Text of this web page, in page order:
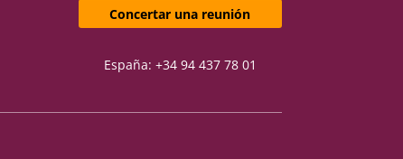
Concertar una reunión
España: +34 94 437 78 01